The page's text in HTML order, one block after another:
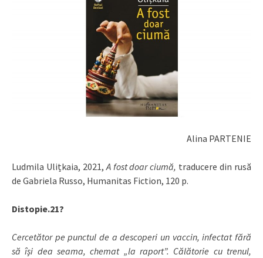
Alina PARTENIE
Ludmila Ulițkaia, 2021, A fost doar ciumă, traducere din rusă
de Gabriela Russo, Humanitas Fiction, 120 p.
Distopie.21?
Cercetător pe punctul de a descoperi un vaccin, infectat fără
să își dea seama, chemat „la raport”. Călătorie cu trenul,